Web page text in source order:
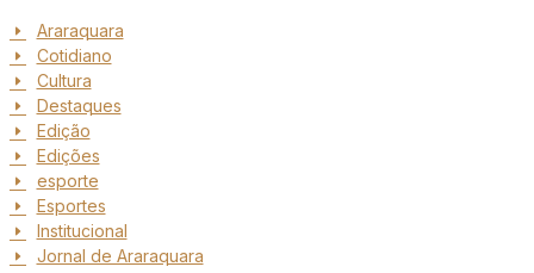
Araraquara
Cotidiano
Cultura
Destaques
Edição
Edições
esporte
Esportes
Institucional
Jornal de Araraquara